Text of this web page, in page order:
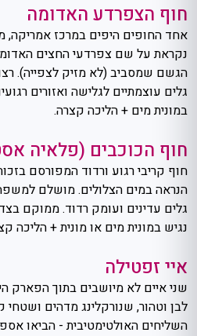
חוף הצפרדע האדומה
אחד החופים היפים במרכז אמריקה,
נקראת על שם צפרדעי החצים
הגשם שמסביב (לא מזיק לצפייה).
גלים עוצמתיים לגלישה ואזורים
במונית מים + הליכה קצרה.
חוף הכוכבים (פלאיה
חוף קריבי רגוע ורדוד המפורסם
הנראה במים הצלולים. מושלם
גלים עדינים ועומק רדוד. ממוקם
נגיש במונית מים או מונית + הליכה
איי זפטילה
שני איים לא מיושבים בתוך הפארק
לבן וטהור, שנורקלינג מדהים ושטחי
השליחים האולטימטיבית - הביאו